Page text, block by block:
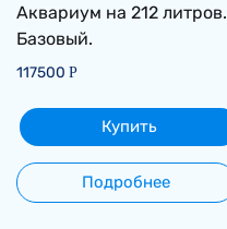
Аквариум на 212 литров.
Базовый.
117500 Р
Купить
Подробнее